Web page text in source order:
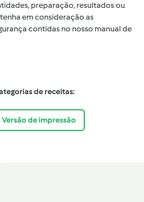
preparação, resultados ou
em consideração as
contidas no nosso manual de
de receitas:
Versão de impressão